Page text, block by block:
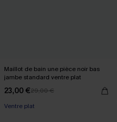
Maillot de bain une pièce noir bas
jambe standard ventre plat
23,00 €29,00 €
Ventre plat